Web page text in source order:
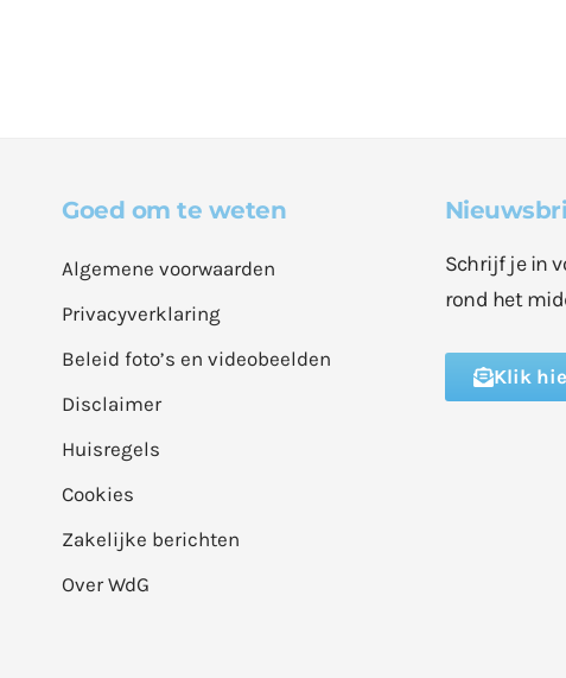
Goed om te weten
Algemene voorwaarden
Privacyverklaring
Beleid foto’s en videobeelden
Disclaimer
Huisregels
Cookies
Zakelijke berichten
Over WdG
Schrijf je in
rond het
Klik